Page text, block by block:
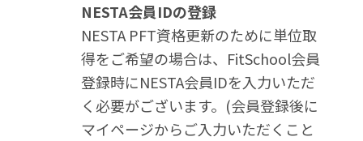
NESTA会員IDの登録
NESTA PFT資格更新のために単位取
得をご希望の場合は、FitSchool会員
登録時にNESTA会員IDを入力いただ
く必要がございます。(会員登録後に
マイページからご入力いただくこと